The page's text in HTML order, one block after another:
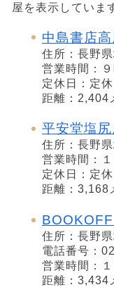
屋を表示していま
中島書店
住所：長野
営業時間：
定休日：定
距離：2,404
平安堂塩尻
住所：長野
営業時間：
定休日：定
距離：3,168
住所：長野
電話番号：
営業時間：
距離：3,434